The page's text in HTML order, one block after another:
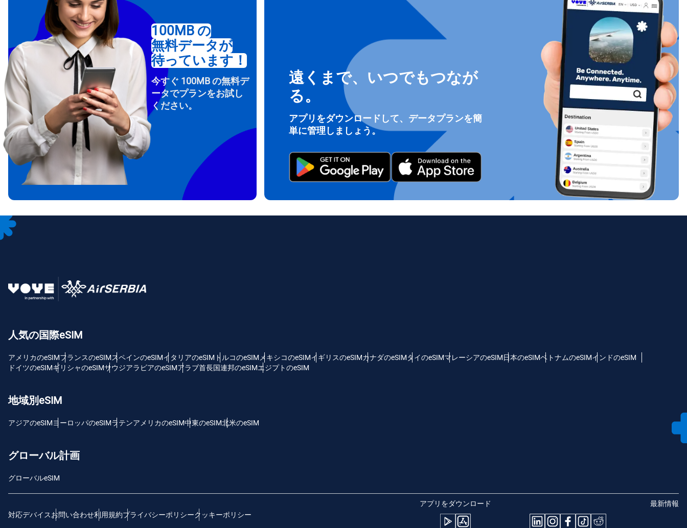
ポップアップを閉じる
How do I get my eSim?
To get your eSIM, start by checking if your device supports eSIM technology.
Then, contact your mobile carrier to request an eSIM activation. They will
provide you with a QR code or activation details that you can scan or enter
in your device settings. Once activated, you can enjoy the benefits of eSIM
without needing a physical SIM card!
100MB の
無料データが
待っています！
今すぐ 100MB の無料デ
ータでプランをお試し
ください。
遠くまで、いつでもつなが
る。
アプリをダウンロードして、データプランを簡
単に管理しましょう。
人気の国際eSIM
アメリカのeSIMフランスのeSIMスペインのeSIMイタリアのeSIM トルコのeSIM メキシコのeSIMイギリスのeSIMカナダのeSIMタイのeSIMマレーシアのeSIM日本のeSIMベトナムのeSIMインドのeSIM
ドイツのeSIMギリシャのeSIMサウジアラビアのeSIMアラブ首長国連邦のeSIMエジプトのeSIM
地域別eSIM
アジアのeSIMヨーロッパのeSIMラテンアメリカのeSIM中東のeSIM北米のeSIM
グローバル計画
グローバルeSIM
対応デバイスお問い合わせ利用規約プライバシーポリシークッキーポリシー
アプリをダウンロード 最新情報
Deutsch
Polski
THB - タイ・バーツ
ログインまたは登録
アカウントにログインするか、数秒でアカウントを作成してください。
メールアドレス